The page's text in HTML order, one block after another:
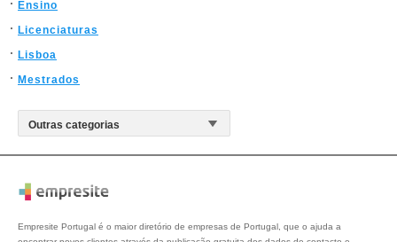
Ensino
Licenciaturas
Lisboa
Mestrados
Empresite Portugal é o maior diretório de empresas de Portugal, que o ajuda a